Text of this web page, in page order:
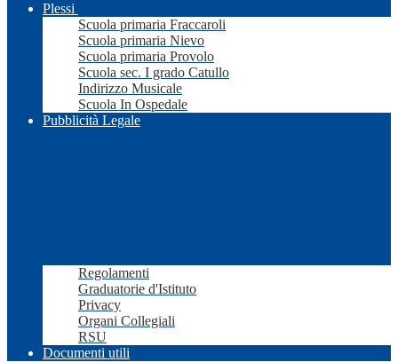
Plessi
Scuola primaria Fraccaroli
Scuola primaria Nievo
Scuola primaria Provolo
Scuola sec. I grado Catullo
Indirizzo Musicale
Scuola In Ospedale
Pubblicità Legale
Regolamenti
Graduatorie d'Istituto
Privacy
Organi Collegiali
RSU
Documenti utili